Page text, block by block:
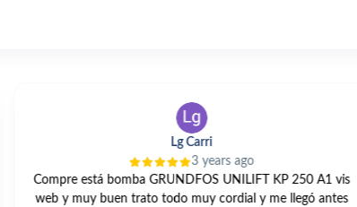
Lg Carri
3 years ago
Compre está bomba GRUNDFOS UNILIFT KP 250 A1 vis
web y muy buen trato todo muy cordial y me llegó antes